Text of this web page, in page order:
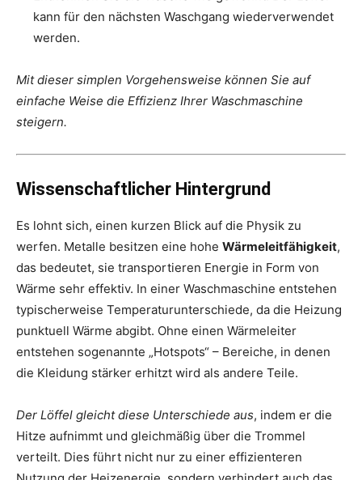
kann für den nächsten Waschgang wiederverwendet
werden.
Mit dieser simplen Vorgehensweise können Sie auf
einfache Weise die Effizienz Ihrer Waschmaschine
steigern.
Wissenschaftlicher Hintergrund
Es lohnt sich, einen kurzen Blick auf die Physik zu
werfen. Metalle besitzen eine hohe Wärmeleitfähigkeit,
das bedeutet, sie transportieren Energie in Form von
Wärme sehr effektiv. In einer Waschmaschine entstehen
typischerweise Temperaturunterschiede, da die Heizung
punktuell Wärme abgibt. Ohne einen Wärmeleiter
entstehen sogenannte „Hotspots“ – Bereiche, in denen
die Kleidung stärker erhitzt wird als andere Teile.
Der Löffel gleicht diese Unterschiede aus, indem er die
Hitze aufnimmt und gleichmäßig über die Trommel
verteilt. Dies führt nicht nur zu einer effizienteren